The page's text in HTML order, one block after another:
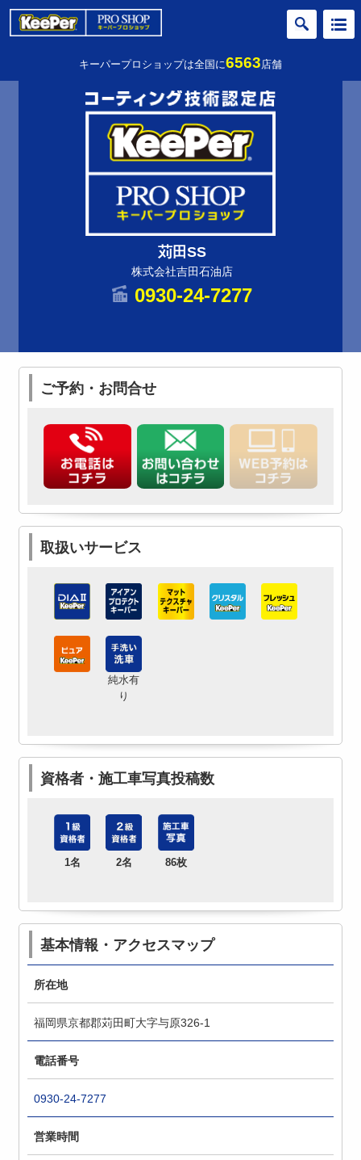
キーパープロショップは全国に6563店舗
苅田SS
株式会社吉田石油店
0930-24-7277
ご予約・お問合せ
取扱いサービス
純水有
り
資格者・施工車写真投稿数
1名 2名 86枚
基本情報・アクセスマップ
所在地
福岡県京都郡苅田町大字与原326-1
電話番号
0930-24-7277
営業時間